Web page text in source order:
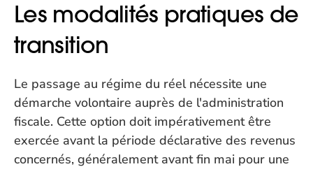
Les modalités pratiques de
transition
Le passage au régime du réel nécessite une
démarche volontaire auprès de l'administration
fiscale. Cette option doit impérativement être
exercée avant la période déclarative des revenus
concernés, généralement avant fin mai pour une